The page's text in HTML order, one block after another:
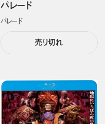
パレード
パレード
売り切れ